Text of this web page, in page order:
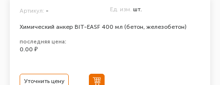
Химический анкер BIT-EASF 400 мл (бетон, железобетон)
Артикул: - Ед. изм. шт.
последняя цена:
0.00 ₽
Уточнить цену